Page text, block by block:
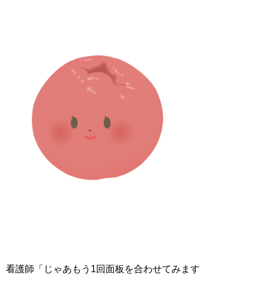
看護師「じゃあもう1回面板を合わせてみます